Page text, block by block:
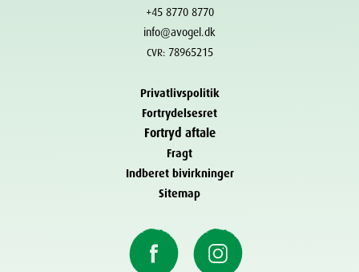
+45 8770 8770
info@avogel.dk
CVR: 78965215
Privatlivspolitik
Fortrydelsesret
Fortryd aftale
Fragt
Indberet bivirkninger
Sitemap